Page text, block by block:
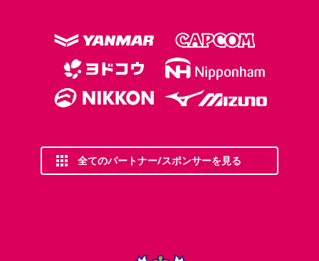
全てのパートナー/スポンサーを見る